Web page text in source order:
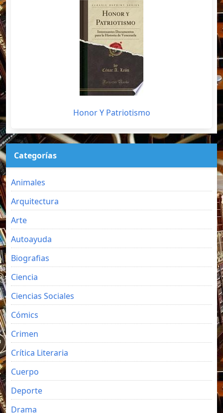
Honor Y Patriotismo
Categorías
Animales
Arquitectura
Arte
Autoayuda
Biografias
Ciencia
Ciencias Sociales
Cómics
Crimen
Crítica Literaria
Cuerpo
Deporte
Drama